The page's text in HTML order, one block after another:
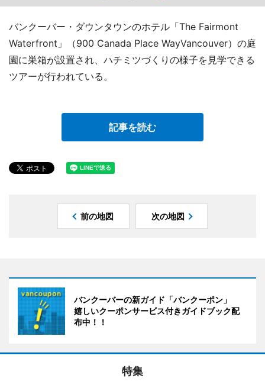
バンクーバー・ダウンタウンのホテル「The Fairmont
Waterfront」（900 Canada Place WayVancouver）の庭
園に巣箱が設置され、ハチミツづくりの様子を見学できる
ツアーが行われている。
記事を読む
前の地図 次の地図
バンクーバーの新ガイド「バンクーポン」
嬉しいクーポンサービス付きガイドブック配
布中！！
特集